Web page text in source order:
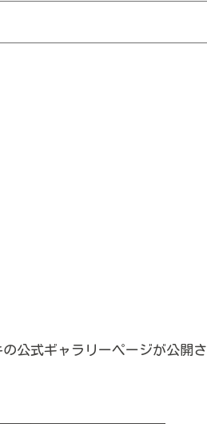
公式ギャラリーページが公開さ